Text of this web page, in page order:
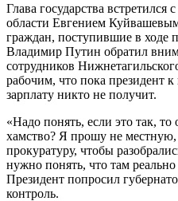
Глава государства встретился
области Евгением
граждан, поступившие в ходе
Владимир Путин обратил
сотрудников
рабочим, что пока президент
зарплату никто не получит.
«Надо понять, если это так, то
хамство? Я прошу не
прокуратуру, чтобы
нужно понять, что там
Президент попросил
контроль.